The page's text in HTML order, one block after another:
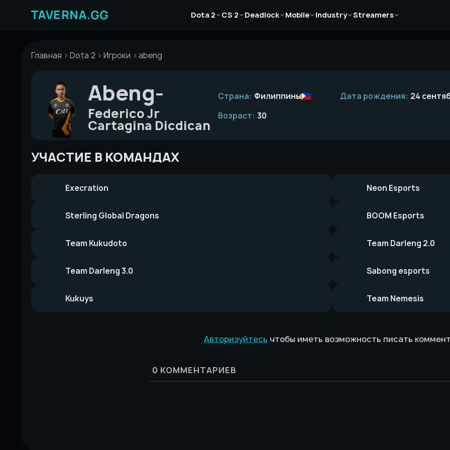
Dota 2
Статьи CS 2
СтатьиDeadlock
Статьи
Mobile
Статьи Industry
Статьи
Streamers
Статьи
Главная Dota 2 Игроки abeng
Abeng-
Federico Jr
Cartagina Dicdican
Страна: Филиппины Дата рождения: 24
Возраст: 30
УЧАСТИЕ В КОМАНДАХ
Execration Neon Esports
Sterling Global Dragons BOOM Esports
Team Kukudoto Team Darleng 2.0
Team Darleng 3.0 Sabong esports
Kukuys Team Nemesis
Авторизуйтесь чтобы иметь возможность писать
0 КОММЕНТАРИЕВ